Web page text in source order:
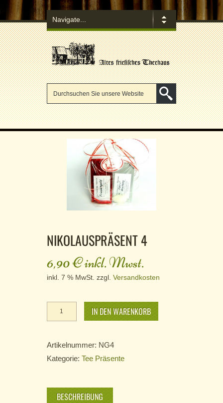
NIKOLAUSPRÄSENT 4
6,90€inkl. Mwst.
inkl. 7 % MwSt. zzgl. Versandkosten
Menge
IN DEN WARENKORB
Artikelnummer: NG4
Kategorie: Tee Präsente
BESCHREIBUNG